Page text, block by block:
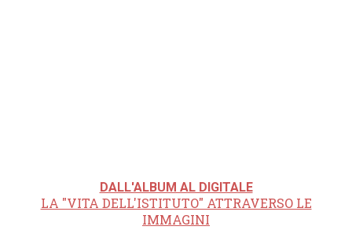
DALL'ALBUM AL DIGITALE
LA "VITA DELL'ISTITUTO" ATTRAVERSO LE
IMMAGINI